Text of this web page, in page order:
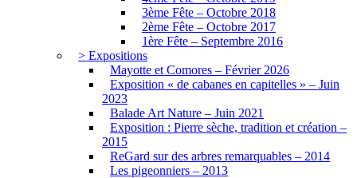
3ème Fête – Octobre 2018
2ème Fête – Octobre 2017
1ère Fête – Septembre 2016
> Expositions
Mayotte et Comores – Février 2026
Exposition « de cabanes en capitelles » – Juin
2023
Balade Art Nature – Juin 2021
Exposition : Pierre sèche, tradition et création –
2015
ReGard sur des arbres remarquables – 2014
Les pigeonniers – 2013